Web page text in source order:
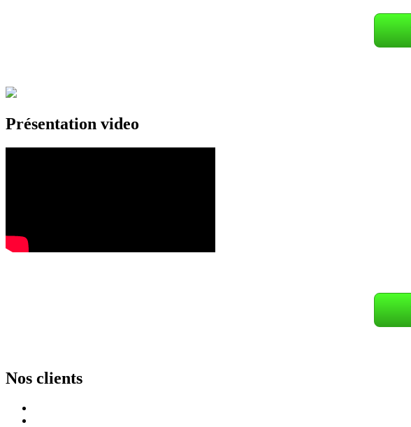
Présentation video
Nos clients